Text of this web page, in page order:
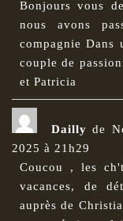
Bonjours vous
nous avons
compagnie Dans
couple de
et Patricia
Dailly de
2025 à 21h29
Coucou , les
vacances, de
auprès de